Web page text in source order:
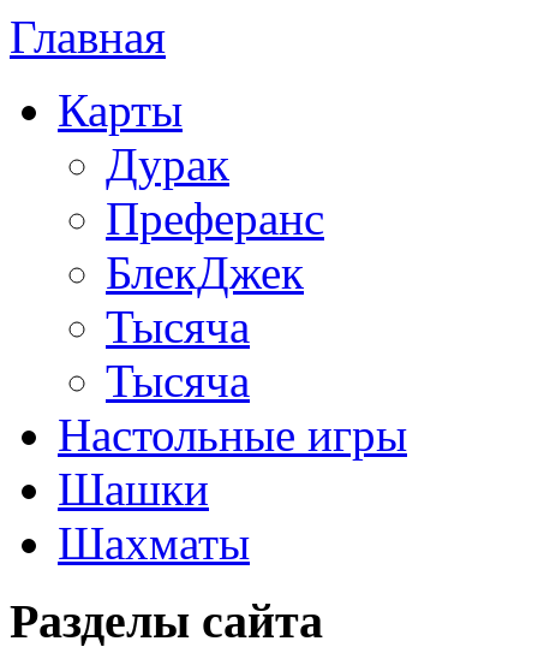
Главная
Карты
Дурак
Преферанс
БлекДжек
Тысяча
Тысяча
Настольные игры
Шашки
Шахматы
Разделы сайта